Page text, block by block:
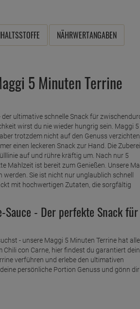
NÄHRWERTANGABEN
5 Minuten Terrine
ultimative schnelle Snack für
wirst du nie wieder hungrig sein. Maggi 5
trotzdem nicht auf den Genuss verzichten
einen leckeren Snack zur Hand. Die
auf und rühre kräftig um. Nach nur 5
Mahlzeit ist bereit zum Genießen. Unsere
werden. Sie ist nicht nur unglaublich schnell
mit hochwertigen Zutaten, die sorgfältig
Sauce - Der perfekte Snack für
- unsere Maggi 5 Minuten Terrine hat
con Carne, hier findest du garantiert
verführen und erlebe den ultimativen
persönliche Portion Genuss und gönn dir